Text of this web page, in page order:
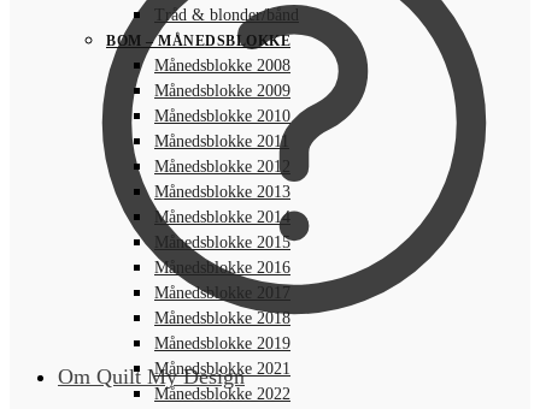
Om Quilt My Design
Tråd & blonder/bånd
BOM – MÅNEDSBLOKKE
Månedsblokke 2008
Månedsblokke 2009
Månedsblokke 2010
Månedsblokke 2011
Månedsblokke 2012
Månedsblokke 2013
Månedsblokke 2014
Månedsblokke 2015
Månedsblokke 2016
Månedsblokke 2017
Månedsblokke 2018
Månedsblokke 2019
Månedsblokke 2021
Månedsblokke 2022